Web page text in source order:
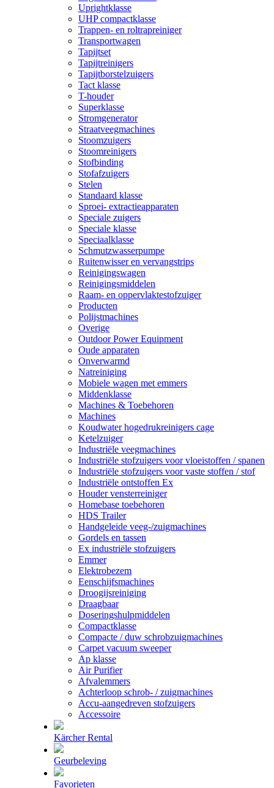
Uprightklasse
UHP compactklasse
Trappen- en roltrapreiniger
Transportwagen
Tapijtset
Tapijtreinigers
Tapijtborstelzuigers
Tact klasse
T-houder
Superklasse
Stromgenerator
Straatveegmachines
Stoomzuigers
Stoomreinigers
Stofbinding
Stofafzuigers
Stelen
Standaard klasse
Sproei- extractieapparaten
Speciale zuigers
Speciale klasse
Speciaalklasse
Schmutzwasserpumpe
Ruitenwisser en vervangstrips
Reinigingswagen
Reinigingsmiddelen
Raam- en oppervlaktestofzuiger
Producten
Polijstmachines
Overige
Outdoor Power Equipment
Oude apparaten
Onverwarmd
Natreiniging
Mobiele wagen met emmers
Middenklasse
Machines & Toebehoren
Machines
Koudwater hogedrukreinigers cage
Ketelzuiger
Industriële veegmachines
Industriële stofzuigers voor vloeistoffen / spanen
Industriële stofzuigers voor vaste stoffen / stof
Industriële ontstoffen Ex
Houder vensterreiniger
Homebase toebehoren
HDS Trailer
Handgeleide veeg-/zuigmachines
Gordels en tassen
Ex industriële stofzuigers
Emmer
Elektrobezem
Eenschijfsmachines
Droogijsreiniging
Draagbaar
Doseringshulpmiddelen
Compactklasse
Compacte / duw schrobzuigmachines
Carpet vacuum sweeper
Ap klasse
Air Purifier
Afvalemmers
Achterloop schrob- / zuigmachines
Accu-aangedreven stofzuigers
Accessoire
Kärcher Rental
Geurbeleving
Favorieten